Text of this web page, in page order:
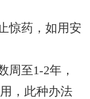
惊药，如用安
至1-2年，
，此种办法